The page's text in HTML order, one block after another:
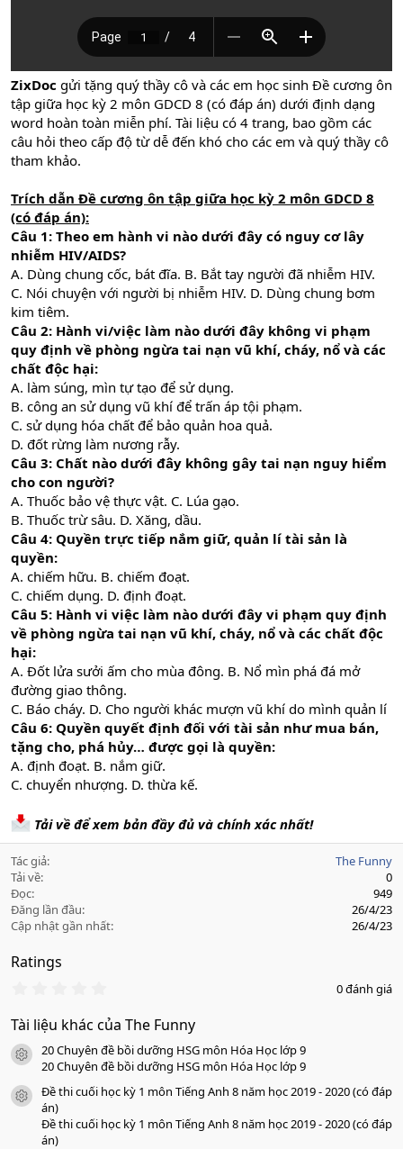
ZixDoc gửi tặng quý thầy cô và các em học sinh Đề cương ôn
tập giữa học kỳ 2 môn GDCD 8 (có đáp án) dưới định dạng
word hoàn toàn miễn phí. Tài liệu có 4 trang, bao gồm các
câu hỏi theo cấp độ từ dễ đến khó cho các em và quý thầy cô
tham khảo.
Trích dẫn Đề cương ôn tập giữa học kỳ 2 môn GDCD 8
(có đáp án):
Câu 1: Theo em hành vi nào dưới đây có nguy cơ lây
nhiễm HIV/AIDS?
A. Dùng chung cốc, bát đĩa. B. Bắt tay người đã nhiễm HIV.
C. Nói chuyện với người bị nhiễm HIV. D. Dùng chung bơm
kim tiêm.
Câu 2: Hành vi/việc làm nào dưới đây không vi phạm
quy định về phòng ngừa tai nạn vũ khí, cháy, nổ và các
chất độc hại:
A. làm súng, mìn tự tạo để sử dụng.
B. công an sử dụng vũ khí để trấn áp tội phạm.
C. sử dụng hóa chất để bảo quản hoa quả.
D. đốt rừng làm nương rẫy.
Câu 3: Chất nào dưới đây không gây tai nạn nguy hiểm
cho con người?
A. Thuốc bảo vệ thực vật. C. Lúa gạo.
B. Thuốc trừ sâu. D. Xăng, dầu.
Câu 4: Quyền trực tiếp nắm giữ, quản lí tài sản là
quyền:
A. chiếm hữu. B. chiếm đoạt.
C. chiếm dụng. D. định đoạt.
Câu 5: Hành vi việc làm nào dưới đây vi phạm quy định
về phòng ngừa tai nạn vũ khí, cháy, nổ và các chất độc
hại:
A. Đốt lửa sưởi ấm cho mùa đông. B. Nổ mìn phá đá mở
đường giao thông.
C. Báo cháy. D. Cho người khác mượn vũ khí do mình quản lí
Câu 6: Quyền quyết định đối với tài sản như mua bán,
tặng cho, phá hủy… được gọi là quyền:
A. định đoạt. B. nắm giữ.
C. chuyển nhượng. D. thừa kế.
Tải về để xem bản đầy đủ và chính xác nhất!
Tác giả
The Funny
Tải về
0
Đọc
949
Đăng lần đầu
26/4/23
Cập nhật gần nhất
26/4/23
Ratings
0
0
s
a
o
0 đánh giá
Tài liệu khác của The Funny
icon tài liệu
20 Chuyên đề bồi dưỡng HSG môn Hóa Học lớp 9
20 Chuyên đề bồi dưỡng HSG môn Hóa Học lớp 9
icon tài liệu
Đề thi cuối học kỳ 1 môn Tiếng Anh 8 năm học 2019 - 2020 (có đáp
án)
Đề thi cuối học kỳ 1 môn Tiếng Anh 8 năm học 2019 - 2020 (có đáp
án)